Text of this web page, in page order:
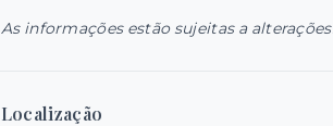
As informações estão sujeitas a
Localização